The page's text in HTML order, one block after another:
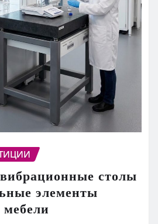
столы
элементы
мебели